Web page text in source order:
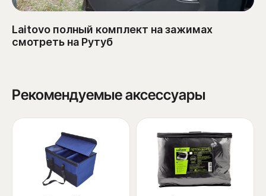
Laitovo полный комплект на зажимах
смотреть на Рутуб
Рекомендуемые аксессуары